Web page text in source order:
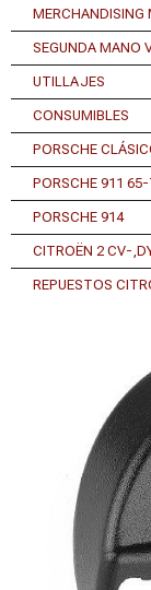
MERCHANDISING
SEGUNDA MANO
UTILLAJES
CONSUMIBLES
PORSCHE
PORSCHE 911
PORSCHE 914
CITROËN 2 CV-
REPUESTOS